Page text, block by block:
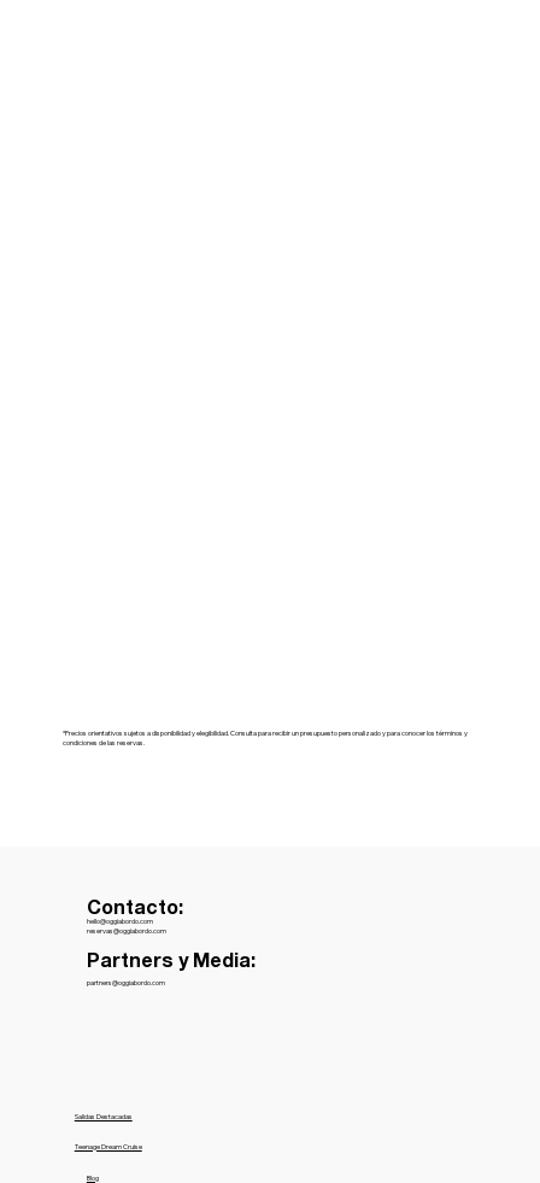
*Precios orientativos sujetos a disponibilidad y elegibilidad. Consulta para recibir un presupuesto personalizado y para conocer los términos y
condiciones de las reservas.
Salidas Destacadas
Teenage Dream Cruise
Blog
Contacto:
hello@oggiabordo.com
reservas@oggiabordo.com
Partners y Media:
partners@oggiabordo.com